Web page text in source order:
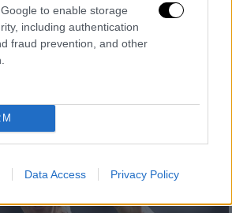
to enable storage
including authentication
fraud prevention, and other
Data Access Privacy Policy
από την Εθνική
Σάντος
τελείωσε από την